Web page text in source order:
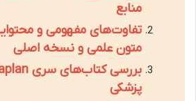
منابع
تفاوت‌های مفهومی و
متون علمی و نسخه اصلی
پزشکی